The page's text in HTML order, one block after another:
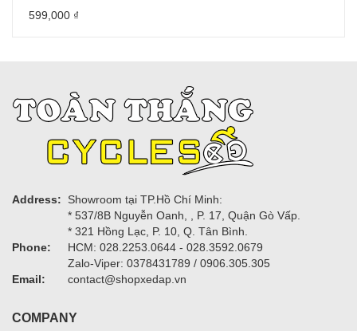
599,000 ₫
Address:
Showroom tại TP.Hồ Chí Minh:
* 537/8B Nguyễn Oanh, , P. 17, Quận Gò Vấp.
* 321 Hồng Lạc, P. 10, Q. Tân Bình.
Phone:
HCM: 028.2253.0644 - 028.3592.0679
Zalo-Viper: 0378431789 / 0906.305.305
Email:
contact@shopxedap.vn
COMPANY